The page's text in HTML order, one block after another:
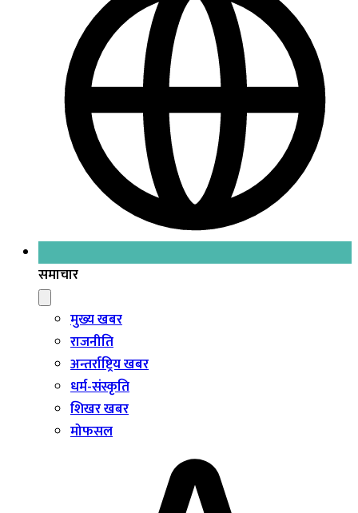
समाचार
मुख्य खबर
राजनीति
अन्तर्राष्ट्रिय खबर
धर्म-संस्कृति
शिखर खबर
मोफसल